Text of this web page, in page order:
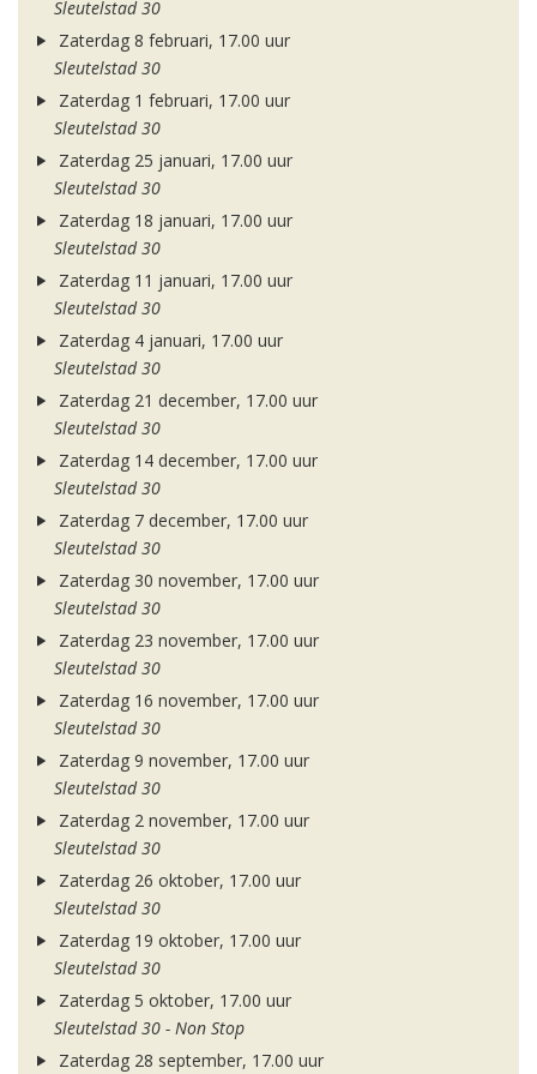
Sleutelstad 30
Zaterdag 8 februari, 17.00 uur
Sleutelstad 30
Zaterdag 1 februari, 17.00 uur
Sleutelstad 30
Zaterdag 25 januari, 17.00 uur
Sleutelstad 30
Zaterdag 18 januari, 17.00 uur
Sleutelstad 30
Zaterdag 11 januari, 17.00 uur
Sleutelstad 30
Zaterdag 4 januari, 17.00 uur
Sleutelstad 30
Zaterdag 21 december, 17.00 uur
Sleutelstad 30
Zaterdag 14 december, 17.00 uur
Sleutelstad 30
Zaterdag 7 december, 17.00 uur
Sleutelstad 30
Zaterdag 30 november, 17.00 uur
Sleutelstad 30
Zaterdag 23 november, 17.00 uur
Sleutelstad 30
Zaterdag 16 november, 17.00 uur
Sleutelstad 30
Zaterdag 9 november, 17.00 uur
Sleutelstad 30
Zaterdag 2 november, 17.00 uur
Sleutelstad 30
Zaterdag 26 oktober, 17.00 uur
Sleutelstad 30
Zaterdag 19 oktober, 17.00 uur
Sleutelstad 30
Zaterdag 5 oktober, 17.00 uur
Sleutelstad 30 - Non Stop
Zaterdag 28 september, 17.00 uur